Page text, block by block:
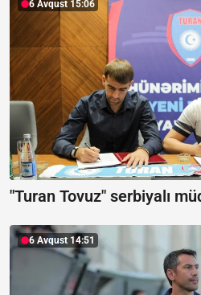
6 Avqust 15:06
"Turan Tovuz" serbiyalı
6 Avqust 14:51